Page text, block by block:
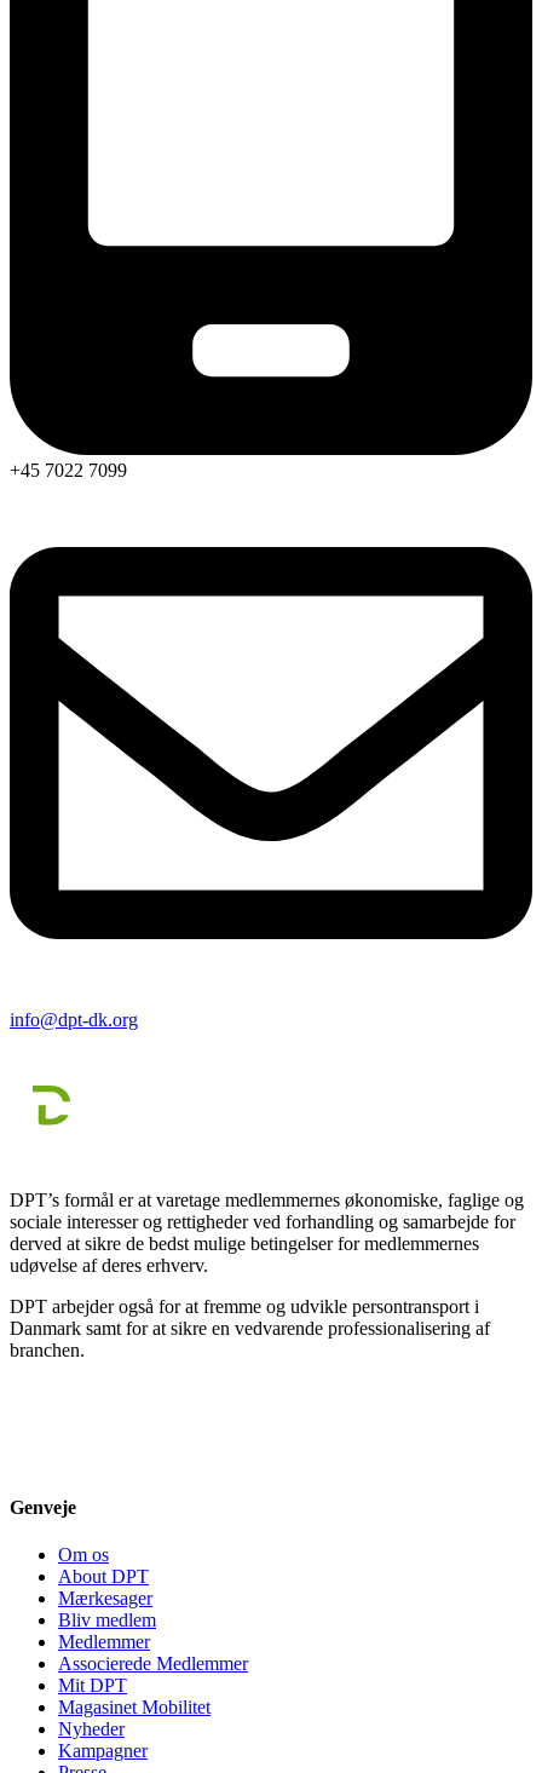
+45 7022 7099
info@dpt-dk.org
DPT’s formål er at varetage medlemmernes økonomiske, faglige og
sociale interesser og rettigheder ved forhandling og samarbejde for
derved at sikre de bedst mulige betingelser for medlemmernes
udøvelse af deres erhverv.
DPT arbejder også for at fremme og udvikle persontransport i
Danmark samt for at sikre en vedvarende professionalisering af
branchen.
Genveje
Om os
About DPT
Mærkesager
Bliv medlem
Medlemmer
Associerede Medlemmer
Mit DPT
Magasinet Mobilitet
Nyheder
Kampagner